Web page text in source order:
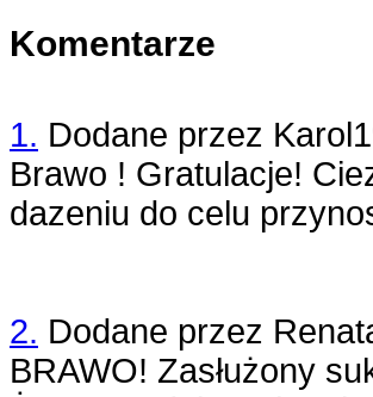
Komentarze
1. Dodane przez
Brawo ! Gratulacje!
dazeniu do celu
2. Dodane przez
BRAWO! Zasłużony